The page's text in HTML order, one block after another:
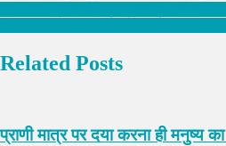
Related Posts
प्राणी मात्र पर दया करना ही मनुष्य